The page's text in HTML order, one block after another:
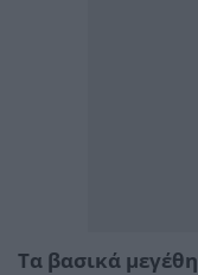
Τα βασικά μεγέθη